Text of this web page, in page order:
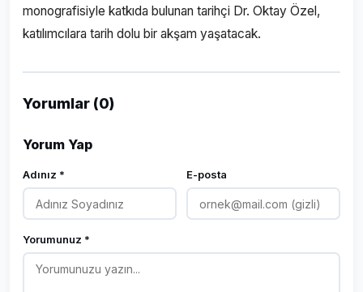
monografisiyle katkıda bulunan tarihçi Dr. Oktay Özel,
katılımcılara tarih dolu bir akşam yaşatacak.
Yorumlar (0)
Yorum Yap
Adınız * E-posta
Yorumunuz *